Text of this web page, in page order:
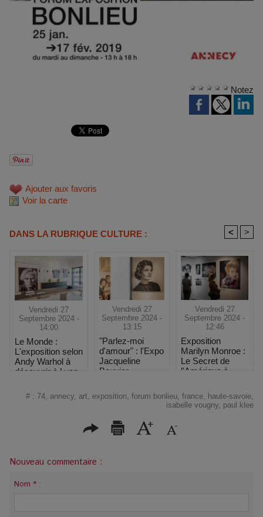
Notez
Ajouter aux favoris
Voir la carte
DANS LA RUBRIQUE CULTURE : < >
Vendredi 27
Septembre 2024 -
14:00
Le Monde :
L'exposition selon
Andy Warhol à
découvrir à Lyon
Vendredi 27
Septembre 2024 -
13:15
"Parlez-moi
d'amour" : l'Expo
Jacqueline
Bouvier
Marseille
Vendredi 27
Septembre 2024 -
12:46
Exposition
Marilyn Monroe :
Le Secret de
l'Amérique à
# : 74 annecy art exposition forum bonlieu france haute-savoie
isabelle vougny paul klee
Nouveau commentaire :
Nom * :